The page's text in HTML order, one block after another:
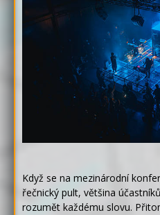
Když se na mezinárodní
řečnický pult, většina
rozumět každému slovu.